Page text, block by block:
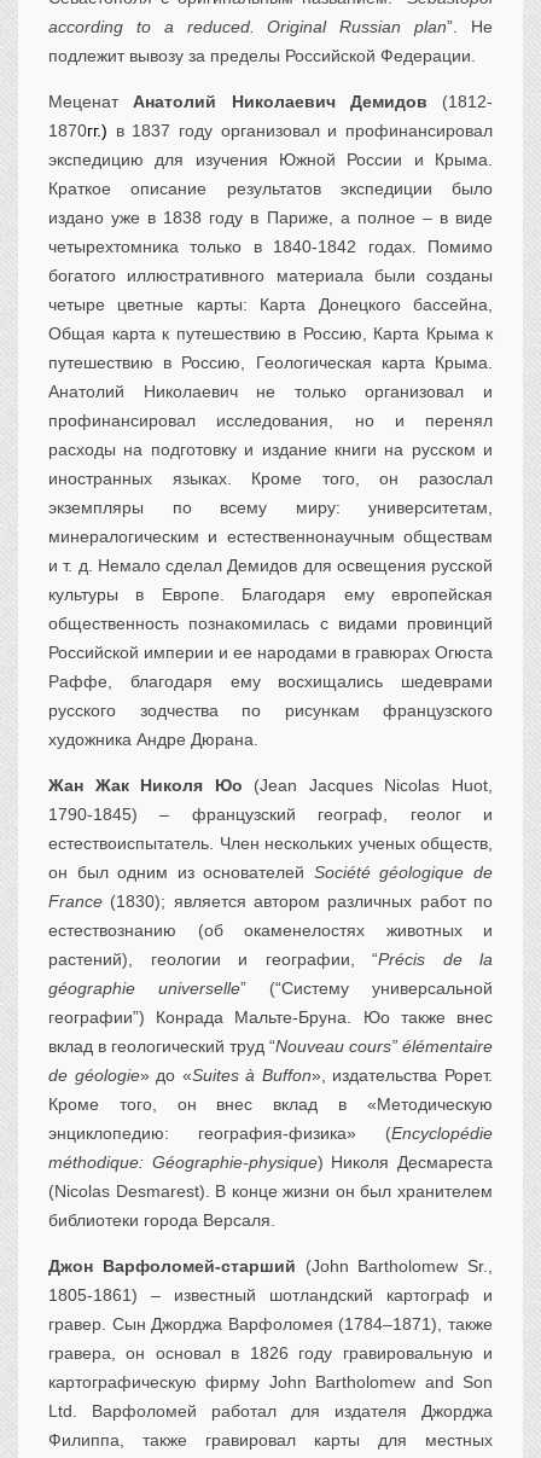
according to a reduced. Original Russian plan”. Не
подлежит вывозу за пределы Российской Федерации.
МеценатАнатолий Николаевич Демидов (1812-
1870гг.) в 1837 году организовал и профинансировал
экспедицию для изучения Южной России и Крыма.
Краткое описание результатов экспедиции было
издано уже в 1838 году в Париже, а полное – в виде
четырехтомника только в 1840-1842 годах. Помимо
богатого иллюстративного материала были созданы
четыре цветные карты: Карта Донецкого бассейна,
Общая карта к путешествию в Россию, Карта Крыма к
путешествию в Россию, Геологическая карта Крыма.
Анатолий Николаевич не только организовал и
профинансировал исследования, но и перенял
расходы на подготовку и издание книги на русском и
иностранных языках. Кроме того, он разослал
экземпляры по всему миру: университетам,
минералогическим и естественнонаучным обществам
и т. д. Немало сделал Демидов для освещения русской
культуры в Европе. Благодаря ему европейская
общественность познакомилась с видами провинций
Российской империи и ее народами в гравюрах Огюста
Раффе, благодаря ему восхищались шедеврами
русского зодчества по рисункам французского
художника Андре Дюрана.
Жан Жак Николя Юо (Jean Jacques Nicolas Huot,
1790-1845) – французский географ, геолог и
естествоиспытатель. Член нескольких ученых обществ,
он был одним из основателей Société géologique de
France (1830); является автором различных работ по
естествознанию (об окаменелостях животных и
растений), геологии и географии, “Précis de la
géographie universelle” (“Систему универсальной
географии”) Конрада Мальте-Бруна. Юо также внес
вклад в геологический труд “Nouveau cours” élémentaire
de géologie» до «Suites à Buffon», издательства Рорет.
Кроме того, он внес вклад в «Методическую
энциклопедию: география-физика» (Encyclopédie
méthodique: Géographie-physique) Николя Десмареста
(Nicolas Desmarest). В конце жизни он был хранителем
библиотеки города Версаля.
Джон Варфоломей-старший (John Bartholomew Sr.,
1805-1861) – известный шотландский картограф и
гравер. Сын Джорджа Варфоломея (1784–1871), также
гравера, он основал в 1826 году гравировальную и
картографическую фирму John Bartholomew and Son
Ltd. Варфоломей работал для издателя Джорджа
Филиппа, также гравировал карты для местных